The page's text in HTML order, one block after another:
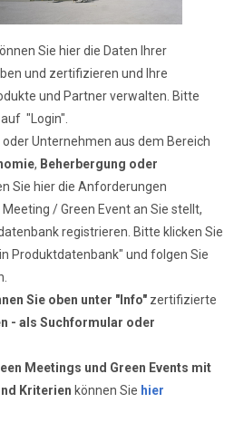
Sie hier die Daten Ihrer
und zertifizieren und Ihre
und Partner verwalten. Bitte
"Login".
oder Unternehmen aus dem Bereich
, Beherbergung oder
Sie hier die Anforderungen
/ Green Event an Sie stellt,
registrieren. Bitte klicken Sie
Produktdatenbank" und folgen Sie
Sie oben unter "Info" zertifizierte
- als Suchformular oder
Meetings und Green Events mit
Kriterien können Sie hier